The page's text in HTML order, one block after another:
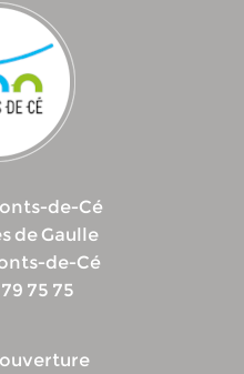
de-Cé
de Gaulle
de-Cé
75 75